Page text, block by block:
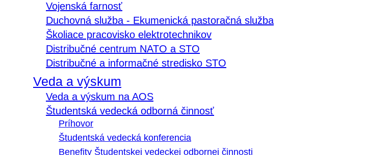
Vojenská farnosť
Duchovná služba - Ekumenická pastoračná služba
Školiace pracovisko elektrotechnikov
Distribučné centrum NATO a STO
Distribučné a informačné stredisko STO
Veda a výskum
Veda a výskum na AOS
Študentská vedecká odborná činnosť
Príhovor
Študentská vedecká konferencia
Benefity Študentskej vedeckej odbornej činnosti